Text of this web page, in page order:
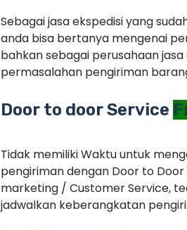
Sebagai jasa ekspedisi yang
anda bisa bertanya mengenai
bahkan sebagai perusahaan
permasalahan pengiriman
Door to door Service
Tidak memiliki Waktu untuk
pengiriman dengan Door to
marketing / Customer Service,
jadwalkan keberangkatan